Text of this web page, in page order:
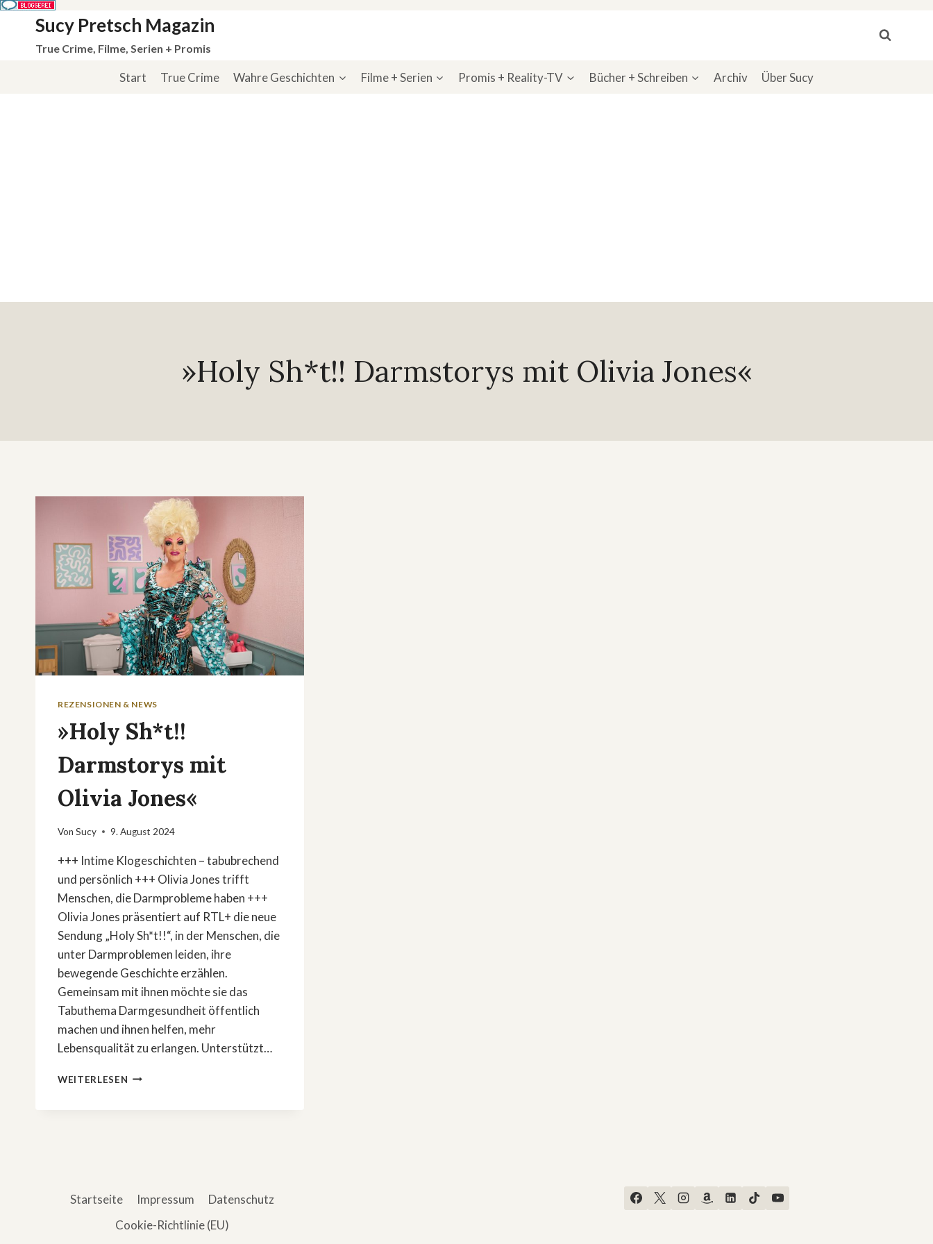
springen
Sucy Pretsch Magazin
True Crime, Filme, Serien + Promis
Start True Crime Wahre Geschichten Filme + Serien Promis + Reality-TV Bücher + Schreiben Archiv Über Sucy
»Holy Sh*t!! Darmstorys mit Olivia Jones«
REZENSIONEN & NEWS
»Holy Sh*t!!
Darmstorys mit
Olivia Jones«
Von Sucy 9. August 2024
+++ Intime Klogeschichten – tabubrechend
und persönlich +++ Olivia Jones trifft
Menschen, die Darmprobleme haben +++
Olivia Jones präsentiert auf RTL+ die neue
Sendung „Holy Sh*t!!“, in der Menschen, die
unter Darmproblemen leiden, ihre
bewegende Geschichte erzählen.
Gemeinsam mit ihnen möchte sie das
Tabuthema Darmgesundheit öffentlich
machen und ihnen helfen, mehr
Lebensqualität zu erlangen. Unterstützt…
WEITERLESEN »HOLY
Startseite Impressum
Datenschutz
Cookie-Richtlinie (EU)